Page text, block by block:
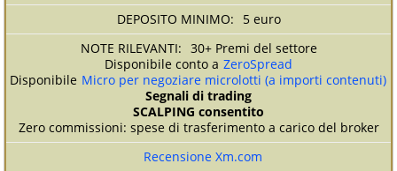
5 euro
30+ Premi del settore
Disponibile conto a ZeroSpread
Disponibile Micro per negoziare microlotti (a importi contenuti)
Segnali di trading
SCALPING consentito
Zero commissioni: spese di trasferimento a carico del broker
Recensione Xm.com